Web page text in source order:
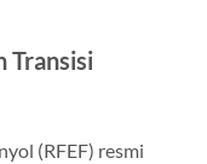
Transisi
(RFEF) resmi